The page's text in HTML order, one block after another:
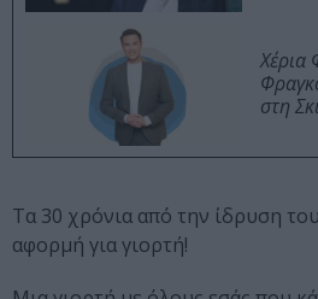
Χέρια
στη
Τα 30 χρόνια από την ίδρυση
αφορμή για γιορτή!